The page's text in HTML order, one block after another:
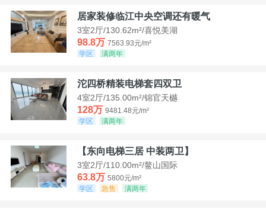
居家装修临江中央空调还有暖气
3室2厅/130.62m²/喜悦美湖
98.8万 7563.93元/m²
学区
满两年
沱四桥精装电梯套四双卫
4室2厅/135.00m²/锦官天樾
128万 9481.48元/m²
学区
满两年
【东向电梯三居 中装两卫】
3室2厅/110.00m²/鳌山国际
63.8万 5800元/m²
学区
急售 满两年